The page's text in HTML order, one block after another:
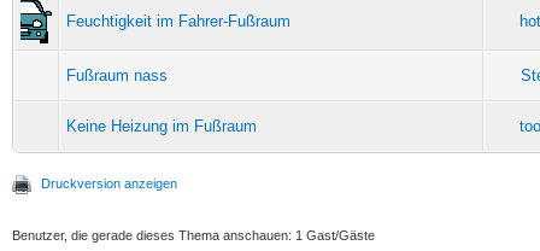
Feuchtigkeit im Fahrer-Fußraum
Fußraum nass
Keine Heizung im Fußraum
Druckversion anzeigen
Benutzer, die gerade dieses Thema anschauen: 1 Gast/Gäste